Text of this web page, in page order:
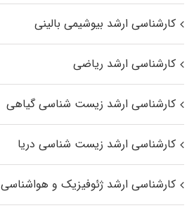
کارشناسی ارشد بیوشیمی بالینی
کارشناسی ارشد ریاضی
کارشناسی ارشد زیست‌ شناسی گیاهی
کارشناسی ارشد زیست‌ شناسی دریا
کارشناسی ارشد ژئوفیزیک و هواشناسی